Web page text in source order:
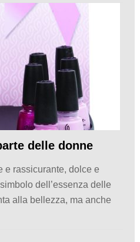
delle donne
e rassicurante, dolce e
dell’essenza delle
alla bellezza, ma anche